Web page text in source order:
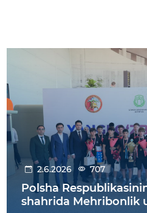
2.6.2026 707
Polsha
shahrida Mehribonlik